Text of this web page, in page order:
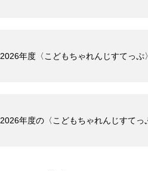
2026年度〈こどもちゃれんじすてっぷ
2026年度の〈こどもちゃれんじすて